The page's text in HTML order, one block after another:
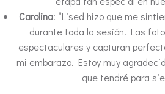
Carolina: “Lised hizo que me
durante toda la sesión. Las
espectaculares y capturan
mi embarazo. Estoy muy
que tendré para